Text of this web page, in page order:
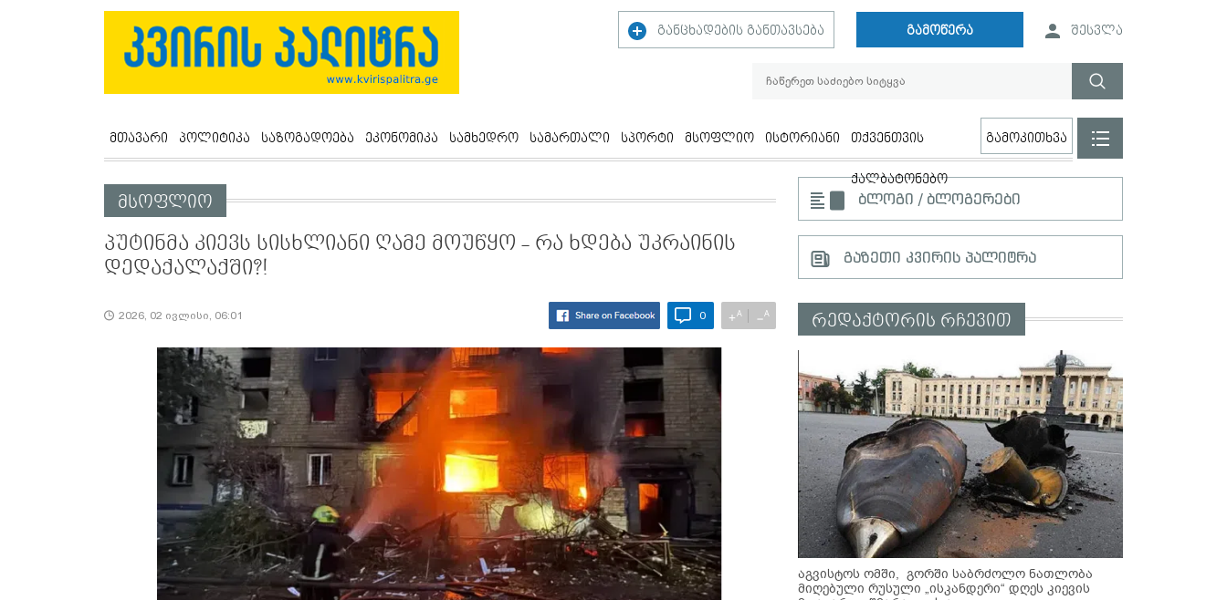
განცხადების განთავსება გამოწერა შესვლა
მთავარი პოლიტიკა საზოგადოება ეკონომიკა სამხედრო სამართალი სპორტი მსოფლიო ისტორიანი თქვენთვის
ქალბატონებო
გამოკითხვა
მსოფლიო
პუტინმა კიევს სისხლიანი ღამე მოუწყო - რა ხდება უკრაინის
დედაქალაქში?!
2026, 02 ივლისი, 06:01 0 +A −A
ბლოგი / ბლოგერები
გაზეთი კვირის პალიტრა
რედაქტორის რჩევით
აგვისტოს ომში, გორში საბრძოლო ნათლობა
მიღებული რუსული „ისკანდერი“ დღეს კიევის